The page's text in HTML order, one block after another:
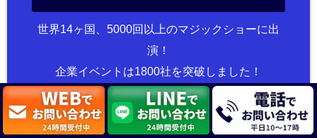
世界14ヶ国、5000回以上のマジックショーに出
演！
企業イベントは1800社を突破しました！